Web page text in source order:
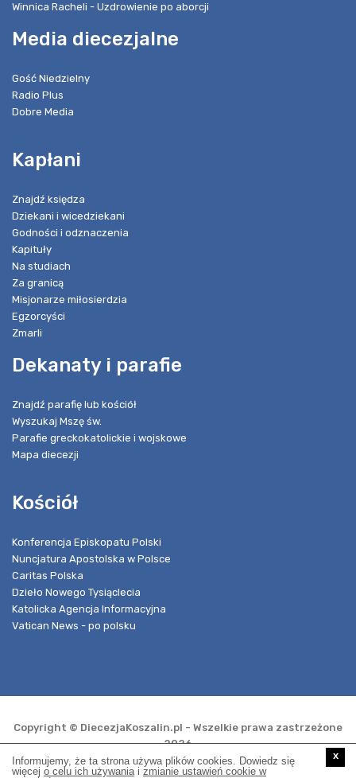
Winnica Racheli - Uzdrowienie po aborcji
Media diecezjalne
Gość Niedzielny
Radio Plus
Dobre Media
Kapłani
Znajdź księdza
Dziekani i wicedziekani
Godności i odznaczenia
Kapituły
Na studiach
Za granicą
Misjonarze miłosierdzia
Egzorcyści
Zmarli
Dekanaty i parafie
Znajdź parafię lub kościół
Wyszukaj Mszę św.
Parafie greckokatolickie i wojskowe
Mapa diecezji
Kościół
Konferencja Episkopatu Polski
Nuncjatura Apostolska w Polsce
Caritas Polska
Dzieło Nowego Tysiąclecia
Katolicka Agencja Informacyjna
Vatican News - po polsku
Copyright © DiecezjaKoszalin.pl - Wszelkie prawa zastrzeżone
2026
Informujemy, że ta strona używa plików cookies. Dowiedz się
więcej o celu ich używaniai zmianie ustawień cookie w
x